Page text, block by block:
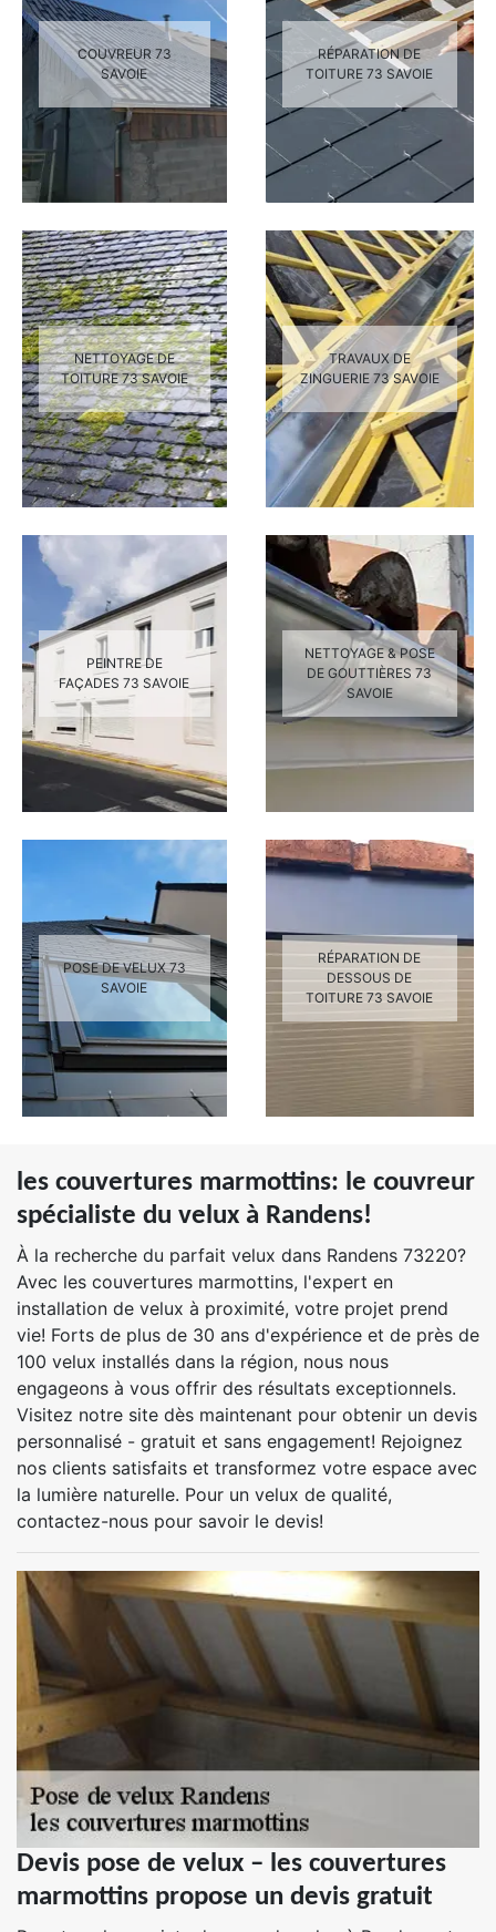
COUVREUR 73
SAVOIE
RÉPARATION DE
TOITURE 73 SAVOIE
NETTOYAGE DE
TOITURE 73 SAVOIE
TRAVAUX DE
ZINGUERIE 73 SAVOIE
PEINTRE DE
FAÇADES 73 SAVOIE
NETTOYAGE & POSE
DE GOUTTIÈRES 73
SAVOIE
POSE DE VELUX 73
SAVOIE
RÉPARATION DE
DESSOUS DE
TOITURE 73 SAVOIE
les couvertures marmottins: le couvreur
spécialiste du velux à Randens!
À la recherche du parfait velux dans Randens 73220?
Avec les couvertures marmottins, l'expert en
installation de velux à proximité, votre projet prend
vie! Forts de plus de 30 ans d'expérience et de près de
100 velux installés dans la région, nous nous
engageons à vous offrir des résultats exceptionnels.
Visitez notre site dès maintenant pour obtenir un devis
personnalisé - gratuit et sans engagement! Rejoignez
nos clients satisfaits et transformez votre espace avec
la lumière naturelle. Pour un velux de qualité,
contactez-nous pour savoir le devis!
Devis pose de velux – les couvertures
marmottins propose un devis gratuit